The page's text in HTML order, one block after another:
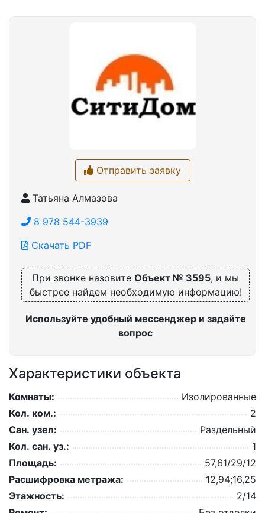
Отправить заявку
Татьяна Алмазова
8 978 544-3939
Скачать PDF
При звонке назовите Объект № 3595, и мы
быстрее найдем необходимую информацию!
Используйте удобный мессенджер и задайте
вопрос
Характеристики объекта
Комнаты:
Изолированные
Кол. ком.:
2
Сан. узел:
Раздельный
Кол. сан. уз.:
1
Площадь:
57,61/29/12
Расшифровка метража:
12,94;16,25
Этажность:
2/14